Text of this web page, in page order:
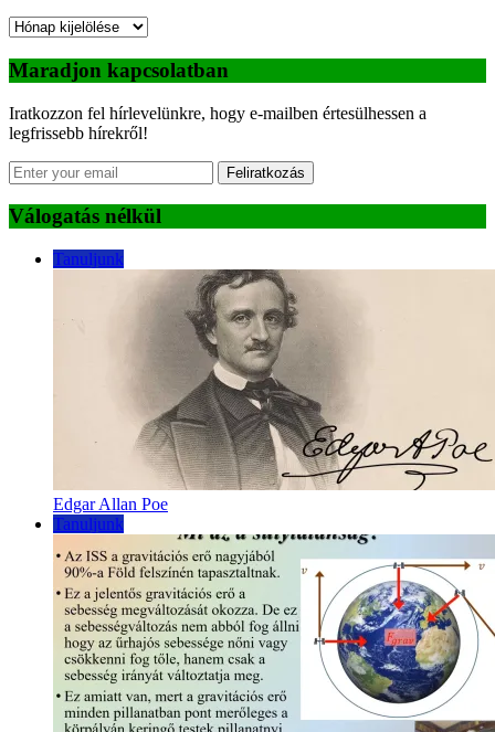
Archívum
Maradjon kapcsolatban
Iratkozzon fel hírlevelünkre, hogy e-mailben értesülhessen a
legfrissebb hírekről!
Feliratkozás
Válogatás nélkül
Tanuljunk
Edgar Allan Poe
Tanuljunk